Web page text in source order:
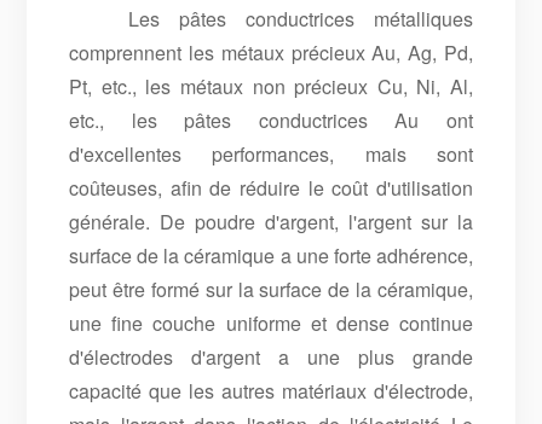
Les pâtes conductrices métalliques
comprennent les métaux précieux Au, Ag, Pd,
Pt, etc., les métaux non précieux Cu, Ni, Al,
etc., les pâtes conductrices Au ont
d'excellentes performances, mais sont
coûteuses, afin de réduire le coût d'utilisation
générale. De poudre d'argent, l'argent sur la
surface de la céramique a une forte adhérence,
peut être formé sur la surface de la céramique,
une fine couche uniforme et dense continue
d'électrodes d'argent a une plus grande
capacité que les autres matériaux d'électrode,